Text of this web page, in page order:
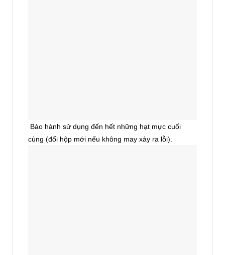
Bảo hành sử dụng đến hết những hạt mực cuối
cùng (đổi hộp mới nếu không may xảy ra lỗi).